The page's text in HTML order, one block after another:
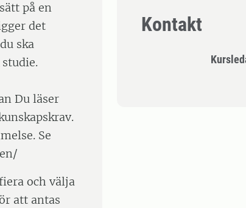
på en
det
ska
Du läser
Se
och välja
att antas
Kontakt